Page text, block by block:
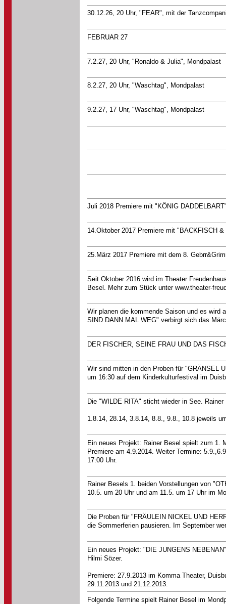
30.12.26, 20 Uhr, "FEAR", mit der
FEBRUAR 27
7.2.27, 20 Uhr, "Ronaldo & Julia", Mondpalast
8.2.27, 20 Uhr, "Waschtag", Mondpalast
9.2.27, 17 Uhr, "Waschtag", Mondpalast
Juli 2018 Premiere mit "KÖNIG
14.Oktober 2017 Premiere mit "BACKFISCH
25.März 2017 Premiere mit dem 8.
Seit Oktober 2016 wird im Theater
Besel. Mehr zum Stück unter www.theater-
Wir planen die kommende Saison und es wird
SIND DANN MAL WEG" verbirgt sich das
DER FISCHER, SEINE FRAU UND DAS
Wir sind mitten in den Proben für "GRÄNSEL
um 16:30 auf dem Kinderkulturfestival im
Die "WILDE RITA" sticht wieder in See.
1.8.14, 28.14, 3.8.14, 8.8., 9.8., 10.8 jeweils
Ein neues Projekt: Rainer Besel spielt zum 1.
Premiere am 4.9.2014. Weiter Termine:
17:00 Uhr.
Rainer Besels 1. beiden Vorstellungen von
10.5. um 20 Uhr und am 11.5. um 17 Uhr im
Die Proben für "FRÄULEIN NICKEL UND
die Sommerferien pausieren. Im September
Ein neues Projekt: "DIE JUNGENS
Hilmi Sözer.
Premiere: 27.9.2013 im Komma Theater,
29.11.2013 und 21.12.2013.
Folgende Termine spielt Rainer Besel im